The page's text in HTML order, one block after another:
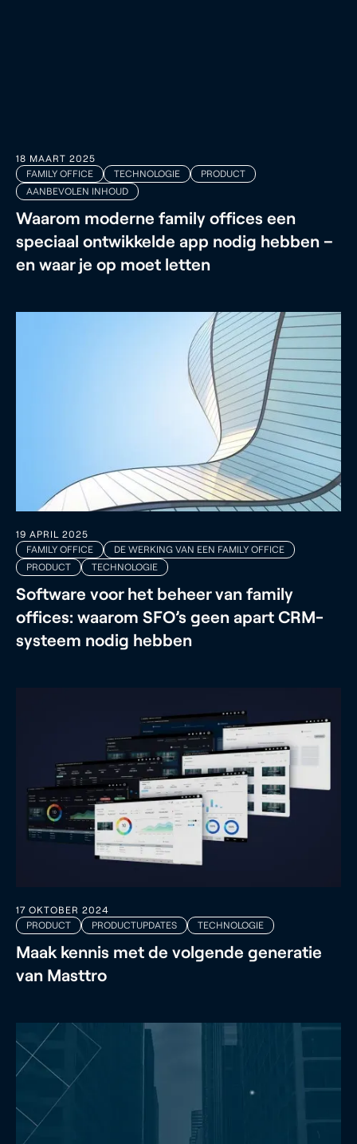
18 MAART 2025
FAMILY OFFICE
TECHNOLOGIE
PRODUCT
AANBEVOLEN INHOUD
Waarom moderne family offices een
speciaal ontwikkelde app nodig hebben –
en waar je op moet letten
19 APRIL 2025
FAMILY OFFICE
DE WERKING VAN EEN FAMILY OFFICE
PRODUCT
TECHNOLOGIE
Software voor het beheer van family
offices: waarom SFO’s geen apart CRM-
systeem nodig hebben
17 OKTOBER 2024
PRODUCT
PRODUCTUPDATES TECHNOLOGIE
Maak kennis met de volgende generatie
van Masttro